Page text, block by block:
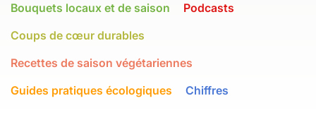
Bouquets locaux et de saison
Podcasts
Coups de cœur durables
Recettes de saison végétariennes
Guides pratiques écologiques
Chiffres